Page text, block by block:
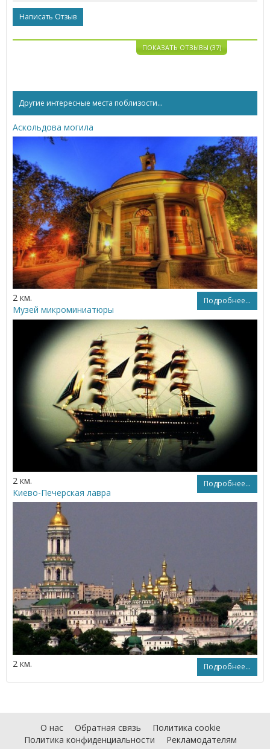
Написать Отзыв
ПОКАЗАТЬ ОТЗЫВЫ (37)
Другие интересные места поблизости...
Аскольдова могила
2 км. Подробнее...
Музей микроминиатюры
2 км. Подробнее...
Киево-Печерская лавра
2 км. Подробнее...
О нас Обратная связь
Политика cookie
Политика конфиденциальности
Рекламодателям